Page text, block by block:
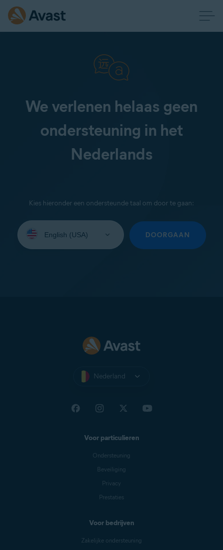
We verlenen helaas geen
ondersteuning in het
Nederlands
Kies hieronder een ondersteunde taal om door te gaan:
uw
DOORGAAN
Nederland
Voor particulieren
Ondersteuning
Beveiliging
Privacy
Prestaties
Voor bedrijven
Zakelijke ondersteuning